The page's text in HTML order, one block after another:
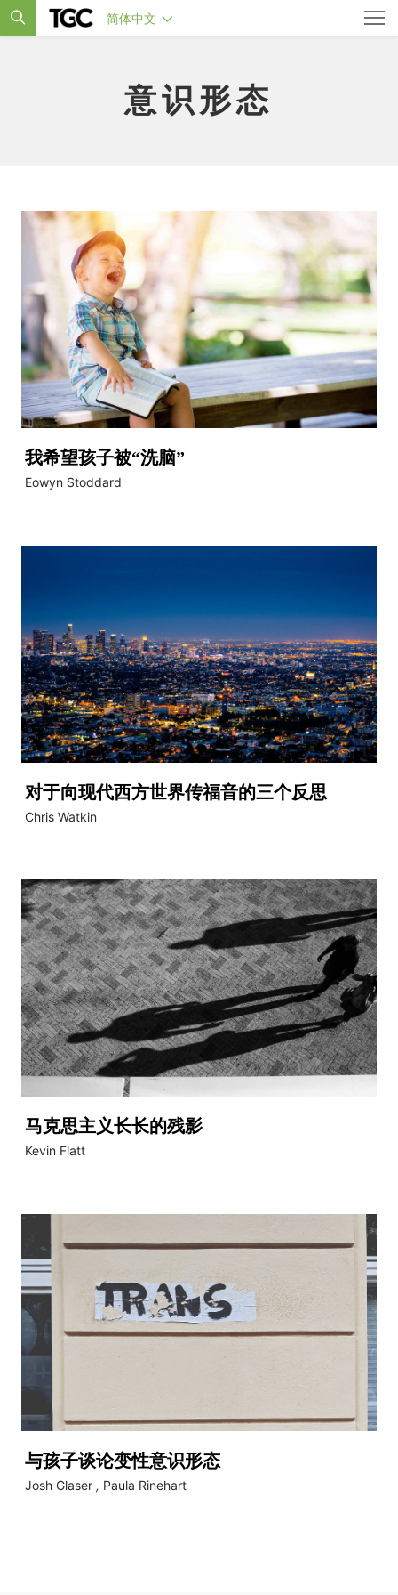
简体中文
意识形态
我希望孩子被“洗脑”
Eowyn Stoddard
对于向现代西方世界传福音的三个反思
Chris Watkin
马克思主义长长的残影
Kevin Flatt
与孩子谈论变性意识形态
Josh Glaser , Paula Rinehart